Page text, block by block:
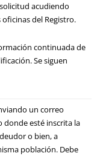
acudiendo
del Registro.
continuada de
Se siguen
un correo
donde esté inscrita la
o bien, a
población. Debe